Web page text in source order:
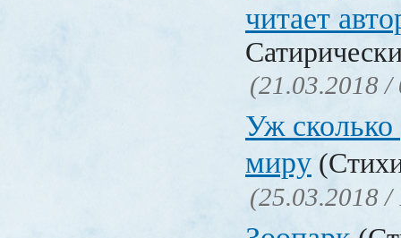
читает
(21.03.2018 /
Уж сколько
миру
(25.03.2018 /